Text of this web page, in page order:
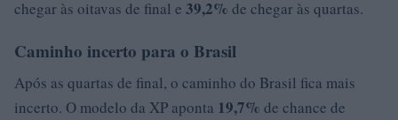
chegar às oitavas de final e 39,2% de chegar às quartas.
Caminho incerto para o Brasil
Após as quartas de final, o caminho do Brasil fica mais
incerto. O modelo da XP aponta 19,7% de chance de